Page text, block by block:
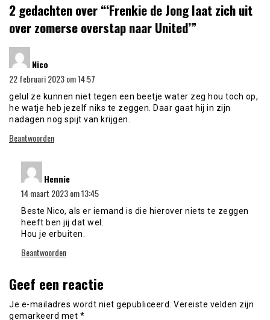
2 gedachten over “‘Frenkie de Jong laat zich uit
over zomerse overstap naar United’”
Nico
22 februari 2023 om 14:57
gelul ze kunnen niet tegen een beetje water zeg hou toch op,
he watje heb jezelf niks te zeggen. Daar gaat hij in zijn
nadagen nog spijt van krijgen.
Beantwoorden
Hennie
14 maart 2023 om 13:45
Beste Nico, als er iemand is die hierover niets te zeggen
heeft ben jij dat wel.
Hou je erbuiten.
Beantwoorden
Geef een reactie
Je e-mailadres wordt niet gepubliceerd. Vereiste velden zijn
gemarkeerd met *